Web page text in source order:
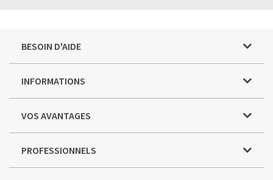
BESOIN D'AIDE
INFORMATIONS
VOS AVANTAGES
PROFESSIONNELS